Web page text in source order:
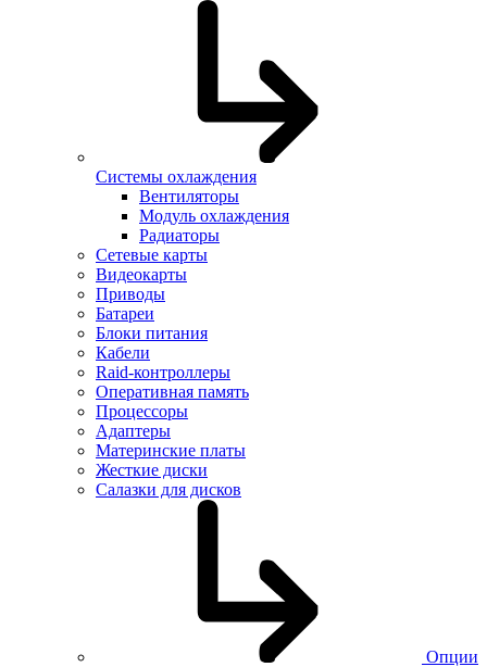
Системы охлаждения
Вентиляторы
Модуль охлаждения
Радиаторы
Сетевые карты
Видеокарты
Приводы
Батареи
Блоки питания
Кабели
Raid-контроллеры
Оперативная память
Процессоры
Адаптеры
Материнские платы
Жесткие диски
Салазки для дисков
Опции